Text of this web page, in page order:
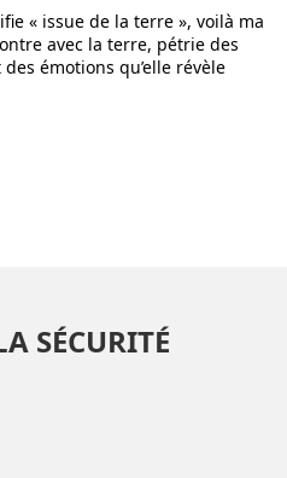
« issue de la terre », voilà ma
avec la terre, pétrie des
émotions qu’elle révèle
SÉCURITÉ